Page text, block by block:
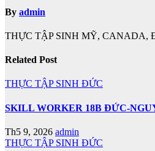
By admin
THỰC TẬP SINH MỸ, CANADA,
Related Post
THỰC TẬP SINH ĐỨC
SKILL WORKER 18B ĐỨC-
Th5 9, 2026 admin
THỰC TẬP SINH ĐỨC